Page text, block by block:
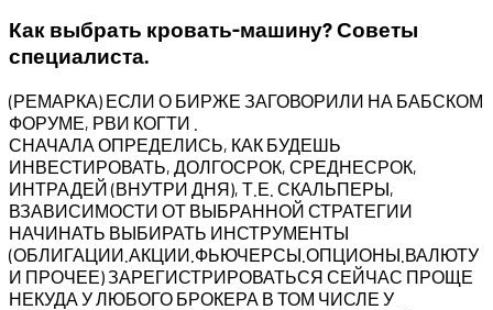
Как выбрать кровать-машину? Советы
специалиста.
(РЕМАРКА) ЕСЛИ О БИРЖЕ ЗАГОВОРИЛИ НА БАБСКОМ
ФОРУМЕ, РВИ КОГТИ .
СНАЧАЛА ОПРЕДЕЛИСЬ, КАК БУДЕШЬ
ИНВЕСТИРОВАТЬ, ДОЛГОСРОК, СРЕДНЕСРОК,
ИНТРАДЕЙ (ВНУТРИ ДНЯ), Т.Е. СКАЛЬПЕРЫ,
ВЗАВИСИМОСТИ ОТ ВЫБРАННОЙ СТРАТЕГИИ
НАЧИНАТЬ ВЫБИРАТЬ ИНСТРУМЕНТЫ
(ОБЛИГАЦИИ.АКЦИИ.ФЬЮЧЕРСЫ.ОПЦИОНЫ.ВАЛЮТУ
И ПРОЧЕЕ) ЗАРЕГИСТРИРОВАТЬСЯ СЕЙЧАС ПРОЩЕ
НЕКУДА У ЛЮБОГО БРОКЕРА В ТОМ ЧИСЛЕ У